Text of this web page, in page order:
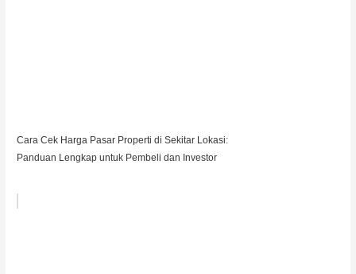
Cara Cek Harga Pasar Properti di Sekitar Lokasi:
Panduan Lengkap untuk Pembeli dan Investor